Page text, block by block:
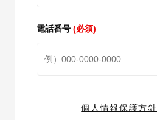
電話番号 (必須)
個人情報保護方針